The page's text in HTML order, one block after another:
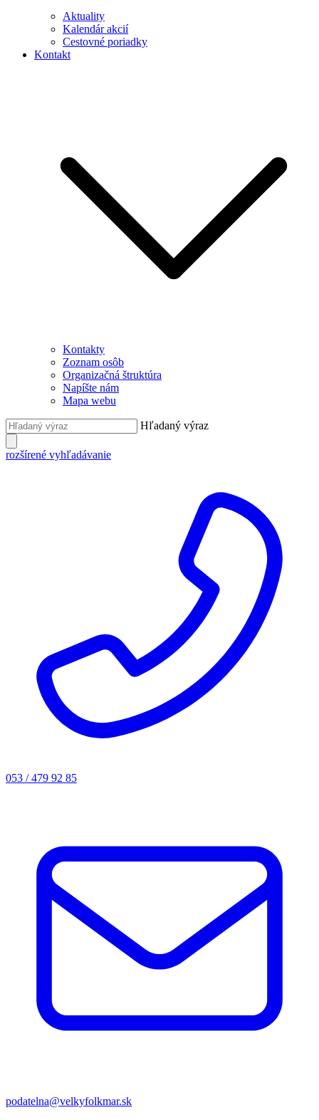
Aktuality
Kalendár akcií
Cestovné poriadky
Kontakt
Kontakty
Zoznam osôb
Organizačná štruktúra
Napíšte nám
Mapa webu
Hľadaný výraz
rozšírené vyhľadávanie
053 / 479 92 85
podatelna@velkyfolkmar.sk